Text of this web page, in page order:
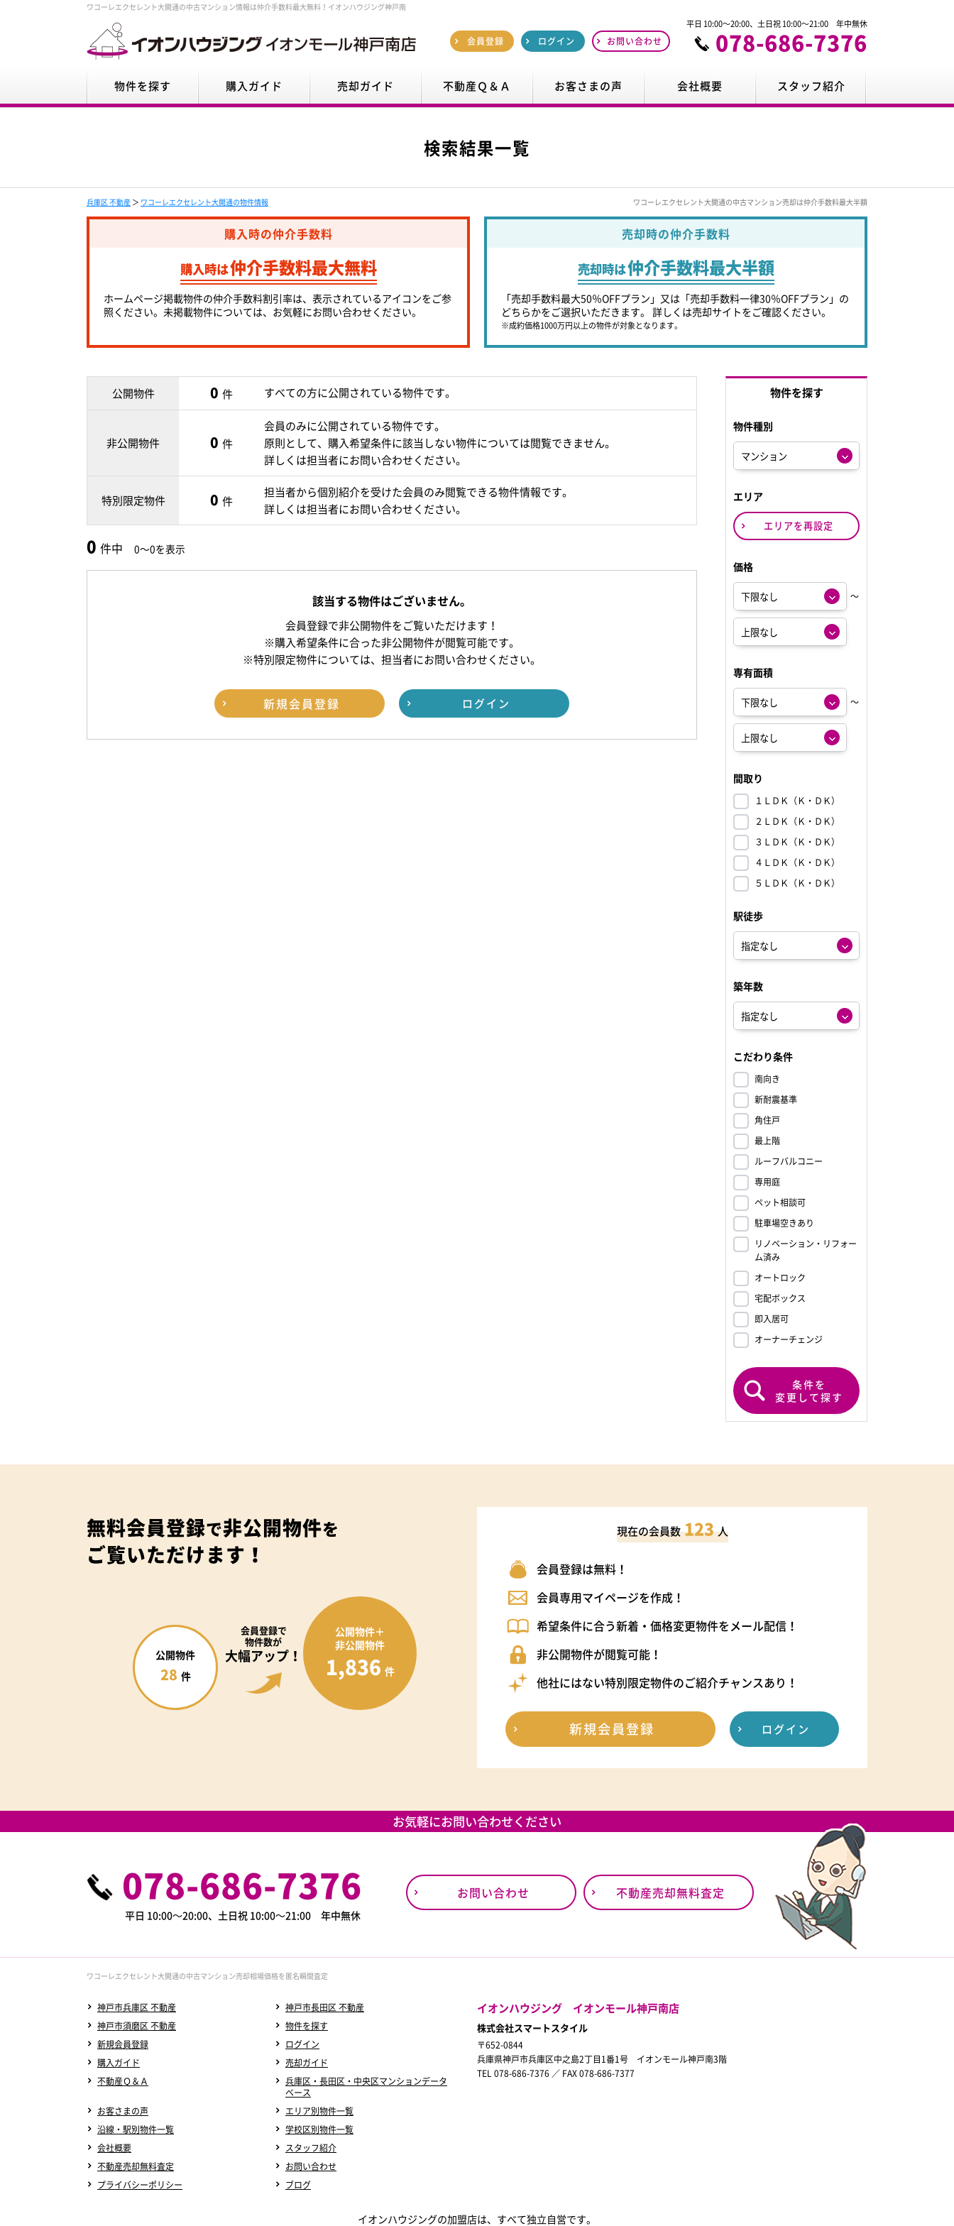
ワコーレエクセレント大開通の中古マンション情報は仲介手数料最大無料！イオンハウジング神戸南
会員登録 ログイン お問い合わせ
平日 10:00～20:00、土日祝 10:00～21:00 年中無休
078-686-7376
物件を探す 購入ガイド 売却ガイド 不動産Ｑ＆Ａ お客さまの声 会社概要 スタッフ紹介
検索結果一覧
兵庫区 不動産 ＞ ワコーレエクセレント大開通の物件情報 ワコーレエクセレント大開通の中古マンション売却は仲介手数料最大半額
購入時の仲介手数料
購入時は仲介手数料最大無料
ホームページ掲載物件の仲介手数料割引率は、表示されているアイコンをご参
照ください。未掲載物件については、お気軽にお問い合わせください。
売却時の仲介手数料
売却時は仲介手数料最大半額
「売却手数料最大50％OFFプラン」又は「売却手数料一律30％OFFプラン」の
どちらかをご選択いただきます。 詳しくは売却サイトをご確認ください。
※成約価格1000万円以上の物件が対象となります。
公開物件 0 件 すべての方に公開されている物件です。
非公開物件 0 件
会員のみに公開されている物件です。
原則として、購入希望条件に該当しない物件については閲覧できません。
詳しくは担当者にお問い合わせください。
特別限定物件 0 件
担当者から個別紹介を受けた会員のみ閲覧できる物件情報です。
詳しくは担当者にお問い合わせください。
0 件中 0～0を表示
該当する物件はございません。
会員登録で非公開物件をご覧いただけます！
※購入希望条件に合った非公開物件が閲覧可能です。
※特別限定物件については、担当者にお問い合わせください。
新規会員登録 ログイン
物件を探す
物件種別
エリア
エリアを再設定
価格
～
専有面積
～
間取り
１ＬＤＫ（Ｋ・ＤＫ）
２ＬＤＫ（Ｋ・ＤＫ）
３ＬＤＫ（Ｋ・ＤＫ）
４ＬＤＫ（Ｋ・ＤＫ）
５ＬＤＫ（Ｋ・ＤＫ）
駅徒歩
築年数
こだわり条件
南向き
新耐震基準
角住戸
最上階
ルーフバルコニー
専用庭
ペット相談可
駐車場空きあり
リノベーション・リフォー
ム済み
オートロック
宅配ボックス
即入居可
オーナーチェンジ
条件を
変更して探す
無料会員登録で非公開物件を
ご覧いただけます！
会員登録で
物件数が
大幅アップ！
公開物件
28 件
公開物件＋
非公開物件
1,836 件
現在の会員数 123 人
会員登録は無料！
会員専用マイページを作成！
希望条件に合う新着・価格変更物件をメール配信！
非公開物件が閲覧可能！
他社にはない特別限定物件のご紹介チャンスあり！
新規会員登録 ログイン
お気軽にお問い合わせください
078-686-7376
平日 10:00～20:00、土日祝 10:00～21:00 年中無休
お問い合わせ 不動産売却無料査定
ワコーレエクセレント大開通の中古マンション売却相場価格を匿名瞬間査定
神戸市兵庫区 不動産
神戸市長田区 不動産
神戸市須磨区 不動産
物件を探す
新規会員登録
ログイン
購入ガイド
売却ガイド
不動産Ｑ＆Ａ
兵庫区・長田区・中央区マンションデータ
ベース
お客さまの声
エリア別物件一覧
沿線・駅別物件一覧
学校区別物件一覧
会社概要
スタッフ紹介
不動産売却無料査定
お問い合わせ
プライバシーポリシー
ブログ
イオンハウジング イオンモール神戸南店
株式会社スマートスタイル
〒652-0844
兵庫県神戸市兵庫区中之島2丁目1番1号 イオンモール神戸南3階
TEL 078-686-7376 ／ FAX 078-686-7377
イオンハウジングの加盟店は、すべて独立自営です。